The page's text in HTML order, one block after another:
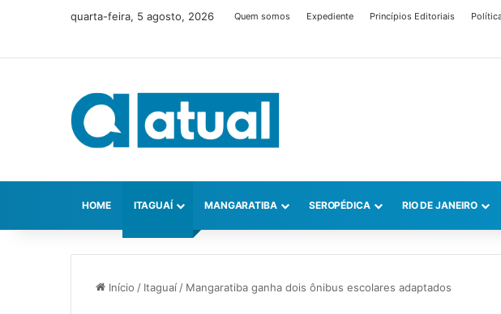
quarta-feira, 5 agosto, 2026 Quem somos Expediente Princípios Editoriais
HOME ITAGUAÍ MANGARATIBA SEROPÉDICA RIO DE JANEIRO
Início / Itaguaí/ Mangaratiba ganha dois ônibus escolares adaptados